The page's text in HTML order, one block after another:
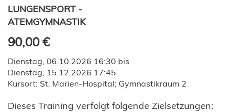
LUNGENSPORT -
ATEMGYMNASTIK
90,00 €
Dienstag, 06.10.2026 16:30 bis
Dienstag, 15.12.2026 17:45
Kursort: St. Marien-Hospital; Gymnastikraum 2
Dieses Training verfolgt folgende Zielsetzungen: